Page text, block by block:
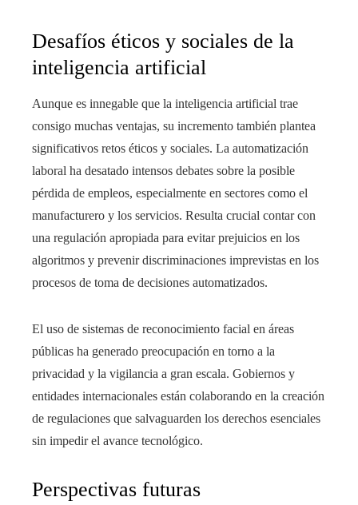
Desafíos éticos y sociales de la
inteligencia artificial
Aunque es innegable que la inteligencia artificial trae
consigo muchas ventajas, su incremento también plantea
significativos retos éticos y sociales. La automatización
laboral ha desatado intensos debates sobre la posible
pérdida de empleos, especialmente en sectores como el
manufacturero y los servicios. Resulta crucial contar con
una regulación apropiada para evitar prejuicios en los
algoritmos y prevenir discriminaciones imprevistas en los
procesos de toma de decisiones automatizados.
El uso de sistemas de reconocimiento facial en áreas
públicas ha generado preocupación en torno a la
privacidad y la vigilancia a gran escala. Gobiernos y
entidades internacionales están colaborando en la creación
de regulaciones que salvaguarden los derechos esenciales
sin impedir el avance tecnológico.
Perspectivas futuras